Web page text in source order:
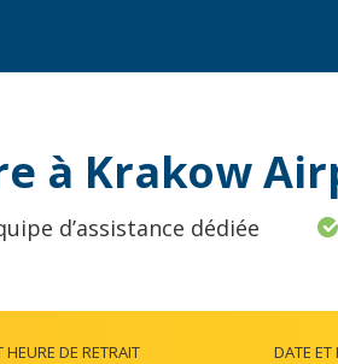
à Krakow
d’assistance dédiée
HEURE DE RETRAIT DATE ET